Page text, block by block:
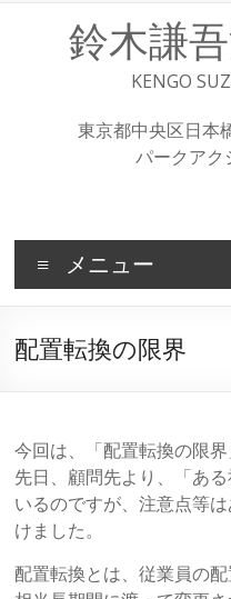
鈴木謙
KENGO
東京都中央区日本
パークアクシ
メニュー
配置転換の限界
今回は、「配置転換の限界
先日、顧問先より、「あ
いるのですが、注意点等
けました。
配置転換とは、従業員の